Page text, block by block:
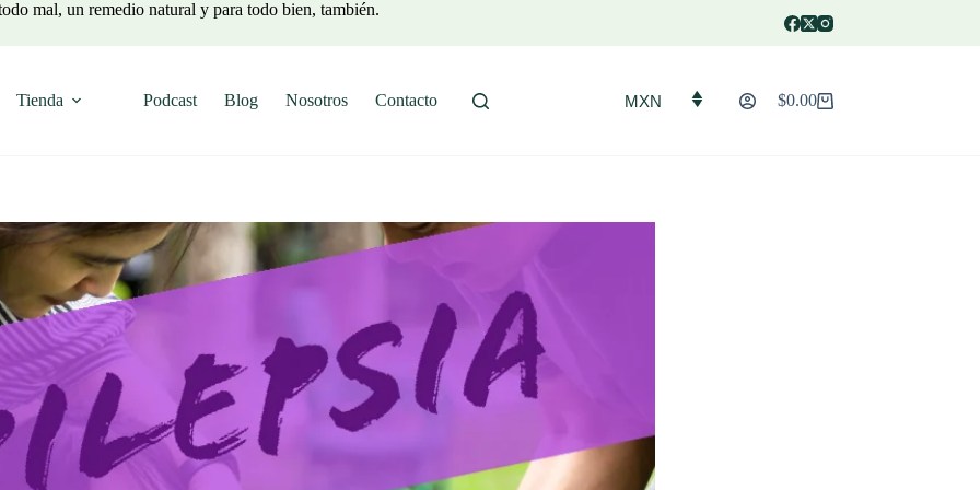
mal, un remedio natural y para todo bien, también.
Tienda Podcast Blog Nosotros Contacto MXN
Carro
$0.00